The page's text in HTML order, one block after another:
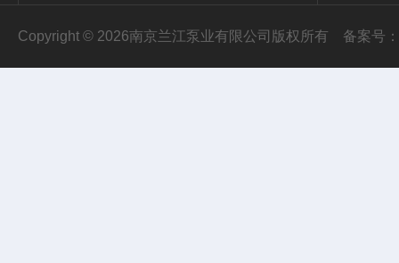
Copyright © 2026南京兰江泵业有限公司版权所有 备案号